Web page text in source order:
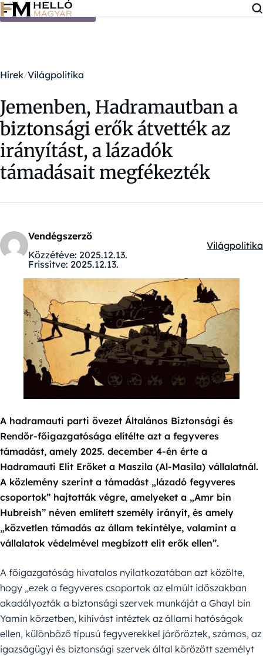
Ugrás a tartalomra
Hírek Világpolitika
Jemenben, Hadramautban a
biztonsági erők átvették az
irányítást, a lázadók
támadásait megfékezték
Vendégszerző
Közzétéve: 2025.12.13.
Frissítve: 2025.12.13.
Kategóriák:
Világpolitika
A hadramauti parti övezet Általános Biztonsági és
Rendőr-főigazgatósága elítélte azt a fegyveres
támadást, amely 2025. december 4-én érte a
Hadramauti Elit Erőket a Maszila (Al-Masila) vállalatnál.
A közlemény szerint a támadást „lázadó fegyveres
csoportok” hajtották végre, amelyeket a „Amr bin
Hubreish” néven említett személy irányít, és amely
„közvetlen támadás az állam tekintélye, valamint a
vállalatok védelmével megbízott elit erők ellen”.
A főigazgatóság hivatalos nyilatkozatában azt közölte,
hogy „ezek a fegyveres csoportok az elmúlt időszakban
akadályozták a biztonsági szervek munkáját a Ghayl bin
Yamin körzetben, kihívást intéztek az állami hatóságok
ellen, különböző típusú fegyverekkel járőröztek, számos, az
igazságügyi és biztonsági szervek által körözött személyt